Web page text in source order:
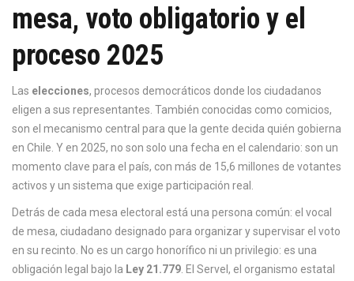
l
a
n
c
mesa, voto obligatorio y el
proceso 2025
Las elecciones, procesos democráticos donde los ciudadanos
eligen a sus representantes . También conocidas como comicios,
son el mecanismo central para que la gente decida quién gobierna
en Chile . Y en 2025, no son solo una fecha en el calendario: son un
momento clave para el país, con más de 15,6 millones de votantes
activos y un sistema que exige participación real.
Detrás de cada mesa electoral está una persona común: el vocal
de mesa, ciudadano designado para organizar y supervisar el voto
en su recinto . No es un cargo honorífico ni un privilegio: es una
obligación legal bajo la Ley 21.779 . El Servel , el organismo estatal